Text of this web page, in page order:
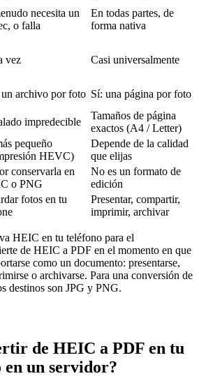
necesita un
o falla
En todas partes, de
forma nativa
vez Casi universalmente
archivo por foto Sí: una página por foto
impredecible
Tamaños de página
exactos (A4 / Letter)
pequeño
HEVC)
Depende de la calidad
que elijas
conservarla en
o PNG
No es un formato de
edición
fotos en tu
Presentar, compartir,
imprimir, archivar
HEIC en tu teléfono para el
de HEIC a PDF en el momento en que
como un documento: presentarse,
o archivarse. Para una conversión de
destinos son JPG y PNG.
de HEIC a PDF en tu
en un servidor?